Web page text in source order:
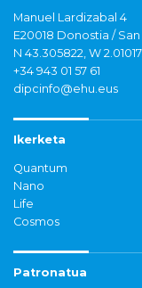
Manuel Lardizabal 4
E20018 Donostia /
N 43.305822, W
+34 943 01 57 61
dipcinfo@ehu.eus
Ikerketa
Quantum
Nano
Life
Cosmos
Patronatua